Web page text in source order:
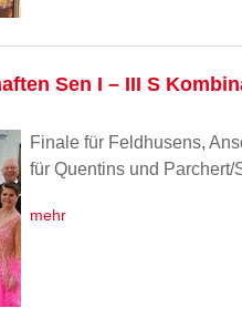
Sen I – III S
Finale für Feldhusens,
für Quentins und Parchert/
mehr